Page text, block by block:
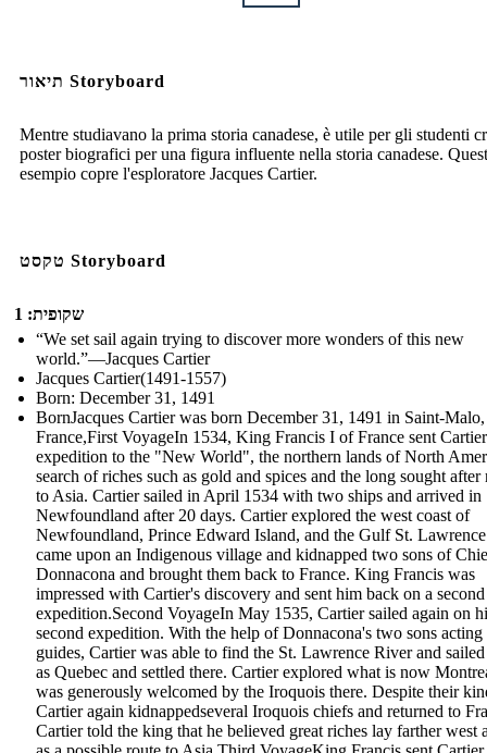
תיאור Storyboard
Mentre studiavano la prima storia canadese, è utile per gli studenti
poster biografici per una figura influente nella storia canadese.
esempio copre l'esploratore Jacques Cartier.
טקסט Storyboard
שקופית: 1
“We set sail again trying to discover more wonders of this new
world.”—Jacques Cartier
Jacques Cartier(1491-1557)
Born: December 31, 1491
BornJacques Cartier was born December 31, 1491 in Saint-Malo,
France,First VoyageIn 1534, King Francis I of France sent
expedition to the "New World", the northern lands of North
search of riches such as gold and spices and the long sought after
to Asia. Cartier sailed in April 1534 with two ships and arrived in
Newfoundland after 20 days. Cartier explored the west coast of
Newfoundland, Prince Edward Island, and the Gulf St.
came upon an Indigenous village and kidnapped two sons of
Donnacona and brought them back to France. King Francis was
impressed with Cartier's discovery and sent him back on a second
expedition.Second VoyageIn May 1535, Cartier sailed again on
second expedition. With the help of Donnacona's two sons acting
guides, Cartier was able to find the St. Lawrence River and sailed
as Quebec and settled there. Cartier explored what is now
was generously welcomed by the Iroquois there. Despite their
Cartier again kidnappedseveral Iroquois chiefs and returned to
Cartier told the king that he believed great riches lay farther west